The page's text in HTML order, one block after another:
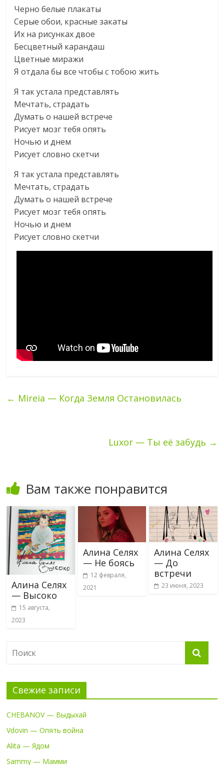
Черно белые плакаты
Серые обои, красные закаты
Их на рисунках двое
Бесцветный карандаш
Цветные миражи
Я отдала бы все чтобы с тобою жить
Я так устала представлять
Мечтать, страдать
Думать о нашей встрече
Рисует мозг тебя опять
Ночью и днем
Рисует словно скетчи
Я так устала представлять
Мечтать, страдать
Думать о нашей встрече
Рисует мозг тебя опять
Ночью и днем
Рисует словно скетчи
← Mireia — Когда Земля Остановилась
Luxor — Ты её забудь →
Вам также понравится
Алина Селях
— Высоко
15 августа,
2023
Алина Селях
— Не боясь
12 февраля,
2021
Алина Селях
— До
встречи
23 июня, 2023
Свежие записи
CHEBANOV — Выдыхай
Vdovin — Опять война
Alita — Ядом
Sammy — Мамми